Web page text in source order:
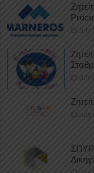
July
July
July